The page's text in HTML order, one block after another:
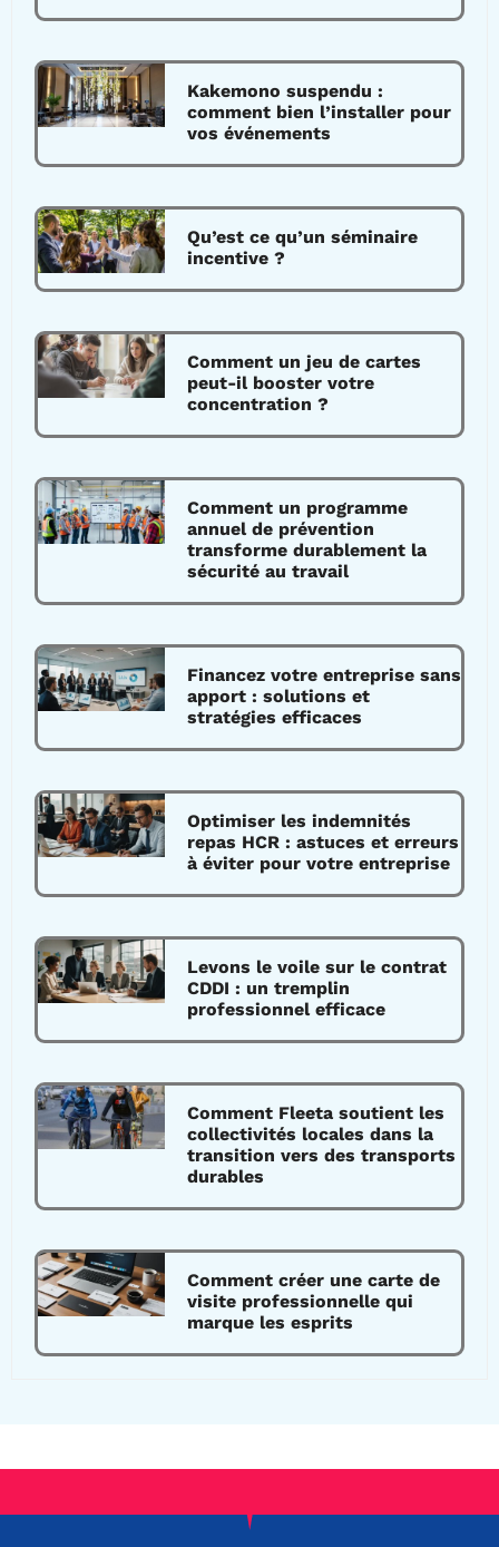
Kakemono suspendu :
comment bien l’installer pour
vos événements
Qu’est ce qu’un séminaire
incentive ?
Comment un jeu de cartes
peut-il booster votre
concentration ?
Comment un programme
annuel de prévention
transforme durablement la
sécurité au travail
Financez votre entreprise sans
apport : solutions et
stratégies efficaces
Optimiser les indemnités
repas HCR : astuces et erreurs
à éviter pour votre entreprise
Levons le voile sur le contrat
CDDI : un tremplin
professionnel efficace
Comment Fleeta soutient les
collectivités locales dans la
transition vers des transports
durables
Comment créer une carte de
visite professionnelle qui
marque les esprits